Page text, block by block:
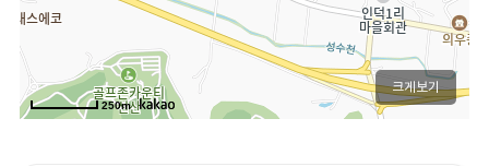
250m
크게보기